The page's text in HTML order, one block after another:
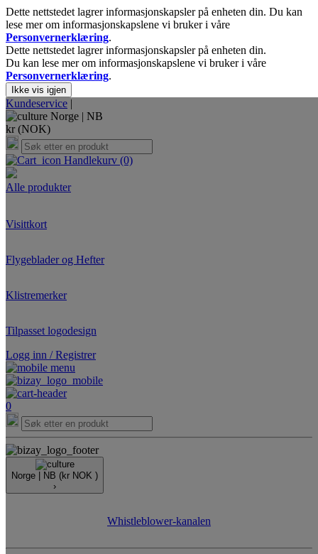
Dette nettstedet lagrer informasjonskapsler på enheten din. Du kan
lese mer om informasjonskapslene vi bruker i våre
Personvernerklæring.
Dette nettstedet lagrer informasjonskapsler på enheten din.
Du kan lese mer om informasjonskapslene vi bruker i våre
Personvernerklæring.
Ikke vis igjen
Kundeservice |
Norge | NB
kr (NOK)
Handlekurv (0)
Alle produkter
Visittkort
Flygeblader og Hefter
Klistremerker
Tilpasset logodesign
Logg inn / Registrer
0
Norge | NB (kr NOK )
›
Whistleblower-kanalen